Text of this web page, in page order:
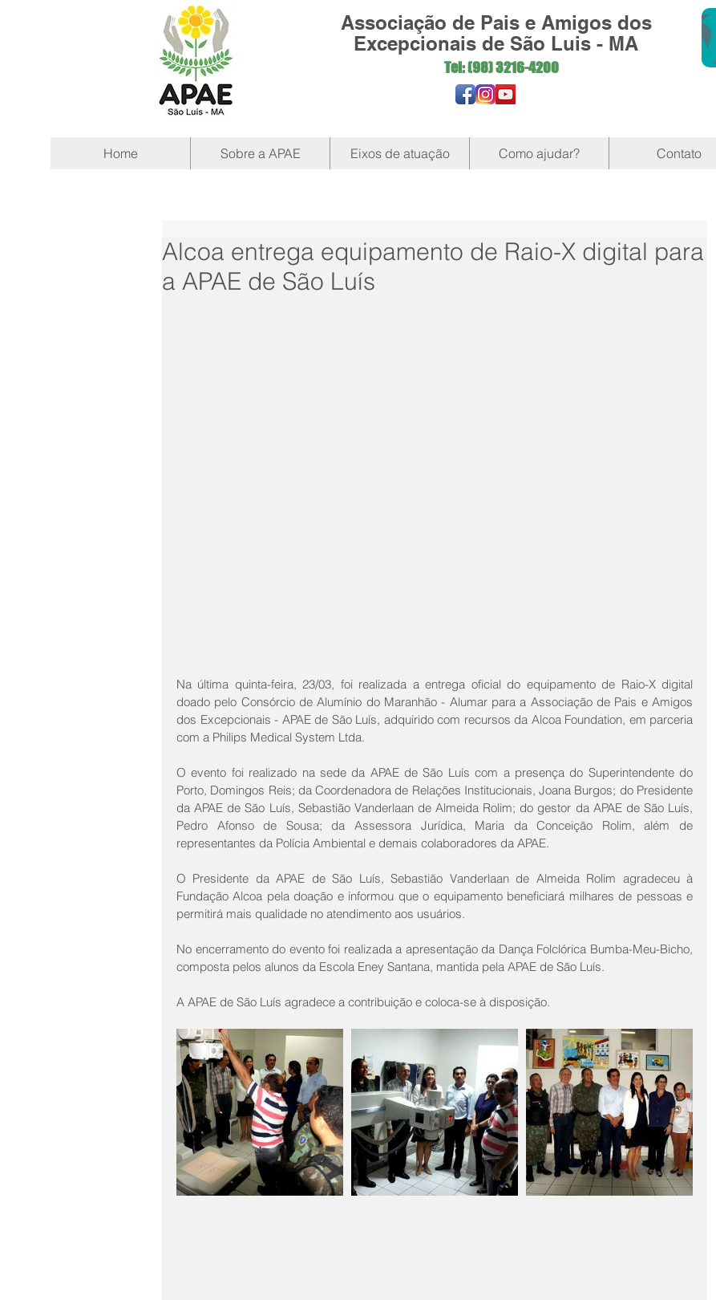
Associação de Pais e Amigos dos
Excepcionais de São Luis - MA
Tel: (98)3216-4200
Home Sobre a APAE Eixos de atuação Como ajudar? Contato
Alcoa entrega equipamento de Raio-X digital para
a APAE de São Luís
Na última quinta-feira, 23/03, foi realizada a entrega oficial do equipamento de Raio-X digital
doado pelo Consórcio de Alumínio do Maranhão - Alumar para a Associação de Pais e Amigos
dos Excepcionais - APAE de São Luís, adquirido com recursos da Alcoa Foundation, em parceria
com a Philips Medical System Ltda.
O evento foi realizado na sede da APAE de São Luís com a presença do Superintendente do
Porto, Domingos Reis; da Coordenadora de Relações Institucionais, Joana Burgos; do Presidente
da APAE de São Luís, Sebastião Vanderlaan de Almeida Rolim; do gestor da APAE de São Luís,
Pedro Afonso de Sousa; da Assessora Jurídica, Maria da Conceição Rolim, além de
representantes da Polícia Ambiental e demais colaboradores da APAE.
O Presidente da APAE de São Luís, Sebastião Vanderlaan de Almeida Rolim agradeceu à
Fundação Alcoa pela doação e informou que o equipamento beneficiará milhares de pessoas e
permitirá mais qualidade no atendimento aos usuários.
No encerramento do evento foi realizada a apresentação da Dança Folclórica Bumba-Meu-Bicho,
composta pelos alunos da Escola Eney Santana, mantida pela APAE de São Luís.
A APAE de São Luís agradece a contribuição e coloca-se à disposição.